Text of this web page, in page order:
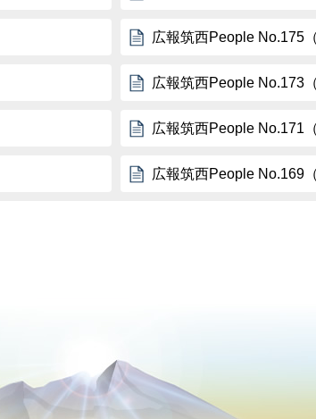
広報筑西People No.175
広報筑西People No.173
広報筑西People No.171
広報筑西People No.169